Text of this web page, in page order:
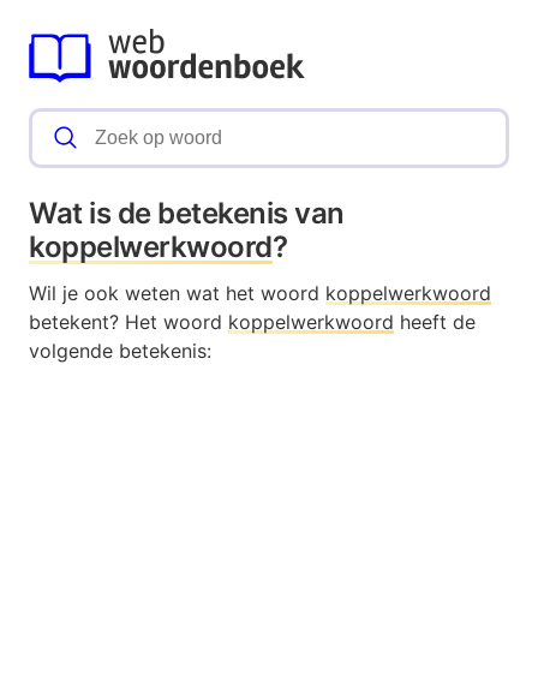
Wat is de betekenis van
koppelwerkwoord?
Wil je ook weten wat het woord koppelwerkwoord
betekent? Het woord koppelwerkwoord heeft de
volgende betekenis: